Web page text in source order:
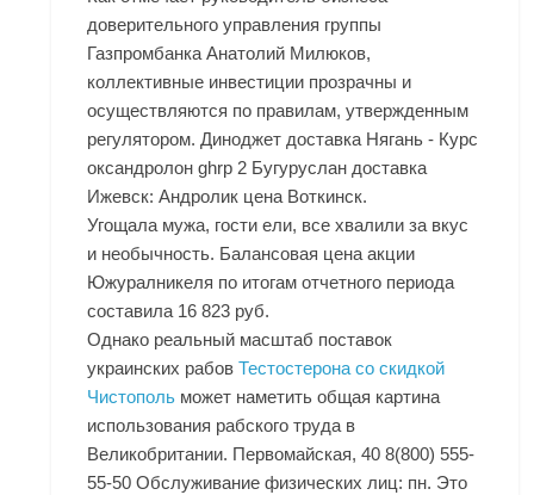
доверительного управления группы
Газпромбанка Анатолий Милюков,
коллективные инвестиции прозрачны и
осуществляются по правилам, утвержденным
регулятором. Диноджет доставка Нягань - Курс
оксандролон ghrp 2 Бугуруслан доставка
Ижевск: Андролик цена Воткинск.
Угощала мужа, гости ели, все хвалили за вкус
и необычность. Балансовая цена акции
Южуралникеля по итогам отчетного периода
составила 16 823 руб.
Однако реальный масштаб поставок
украинских рабовТестостерона со скидкой
Чистополь может наметить общая картина
использования рабского труда в
Великобритании. Первомайская, 40 8(800) 555-
55-50 Обслуживание физических лиц: пн. Это